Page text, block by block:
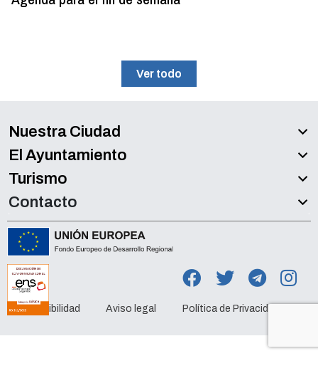
Ver todo
Nuestra Ciudad
El Ayuntamiento
Turismo
Contacto
Accesibilidad Aviso legal Política de Privacidad